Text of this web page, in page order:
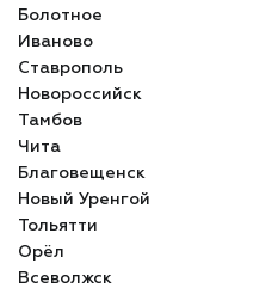
Болотное
Иваново
Ставрополь
Новороссийск
Тамбов
Чита
Благовещенск
Новый Уренгой
Тольятти
Орёл
Всеволжск